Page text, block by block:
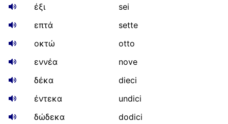
έξι
sei
επτά
sette
οκτώ
otto
εννέα
nove
δέκα
dieci
έντεκα
undici
δώδεκα
dodici